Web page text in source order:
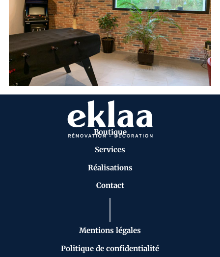
Boutique
Services
Réalisations
Contact
Mentions légales
Politique de confidentialité